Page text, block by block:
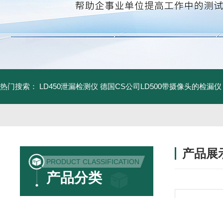
热门搜索： LD450泄漏检测仪 德国CS公司LD500带摄像头的检漏仪
PRODUCT CLASSIFICATION
产品分类
产品展